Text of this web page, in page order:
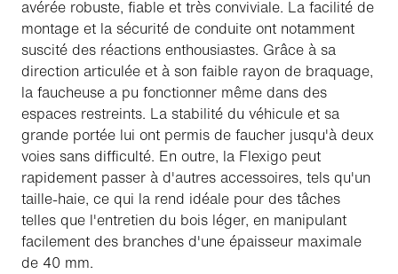
avérée robuste, fiable et très conviviale. La facilité de
montage et la sécurité de conduite ont notamment
suscité des réactions enthousiastes. Grâce à sa
direction articulée et à son faible rayon de braquage,
la faucheuse a pu fonctionner même dans des
espaces restreints. La stabilité du véhicule et sa
grande portée lui ont permis de faucher jusqu'à deux
voies sans difficulté. En outre, la Flexigo peut
rapidement passer à d'autres accessoires, tels qu'un
taille-haie, ce qui la rend idéale pour des tâches
telles que l'entretien du bois léger, en manipulant
facilement des branches d'une épaisseur maximale
de 40 mm.